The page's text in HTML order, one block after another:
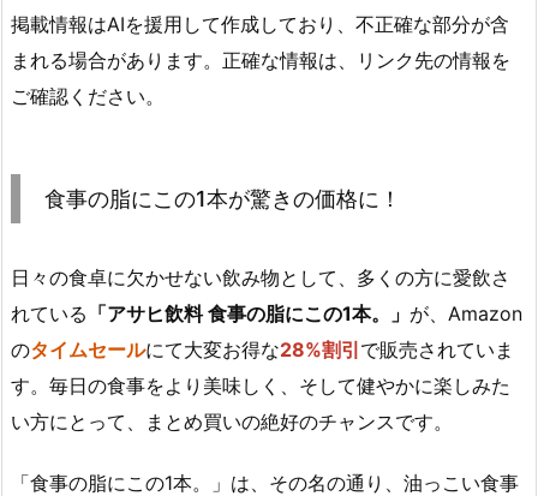
掲載情報はAIを援用して作成しており、不正確な部分が含
まれる場合があります。正確な情報は、リンク先の情報を
ご確認ください。
食事の脂にこの1本が驚きの価格に！
日々の食卓に欠かせない飲み物として、多くの方に愛飲さ
れている 「アサヒ飲料 食事の脂にこの1本。」 が、Amazon
のタイムセールにて大変お得な28%割引で販売されていま
す。毎日の食事をより美味しく、そして健やかに楽しみた
い方にとって、まとめ買いの絶好のチャンスです。
「食事の脂にこの1本。」は、その名の通り、油っこい食事